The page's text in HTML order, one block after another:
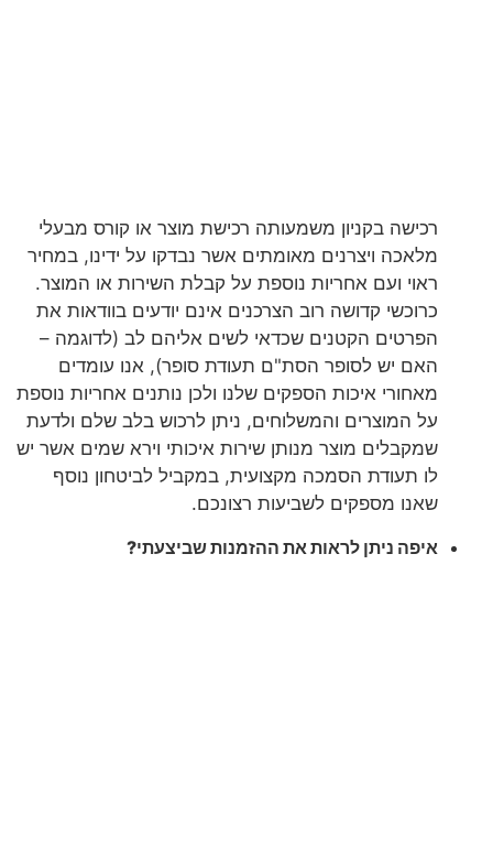
רכישה בקניון משמעותה רכישת מוצר או קורס מבעלי
מלאכה ויצרנים מאומתים אשר נבדקו על ידינו, במחיר
ראוי ועם אחריות נוספת על קבלת השירות או המוצר.
כרוכשי קדושה רוב הצרכנים אינם יודעים בוודאות את
הפרטים הקטנים שכדאי לשים אליהם לב (לדוגמה –
האם יש לסופר הסת"ם תעודת סופר), אנו עומדים
מאחורי איכות הספקים שלנו ולכן נותנים אחריות נוספת
על המוצרים והמשלוחים, ניתן לרכוש בלב שלם ולדעת
שמקבלים מוצר מנותן שירות איכותי וירא שמים אשר יש
לו תעודת הסמכה מקצועית, במקביל לביטחון נוסף
שאנו מספקים לשביעות רצונכם.
איפה ניתן לראות את ההזמנות שביצעתי?